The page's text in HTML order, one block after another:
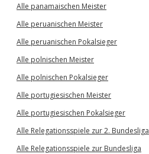
Alle panamaischen Meister
Alle peruanischen Meister
Alle peruanischen Pokalsieger
Alle polnischen Meister
Alle polnischen Pokalsieger
Alle portugiesischen Meister
Alle portugiesischen Pokalsieger
Alle Relegationsspiele zur 2. Bundesliga
Alle Relegationsspiele zur Bundesliga